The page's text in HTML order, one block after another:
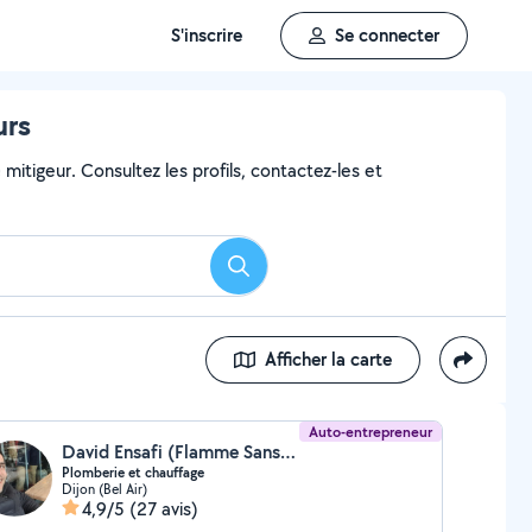
S'inscrire Se connecter
Consultez les profils, contactez-les et
Rechercher
Afficher la carte
Auto-entrepreneur
David Ensafi (Flamme Sans Flemme)
Plomberie et chauffage
Dijon (Bel Air)
4,9/5 (27 avis)